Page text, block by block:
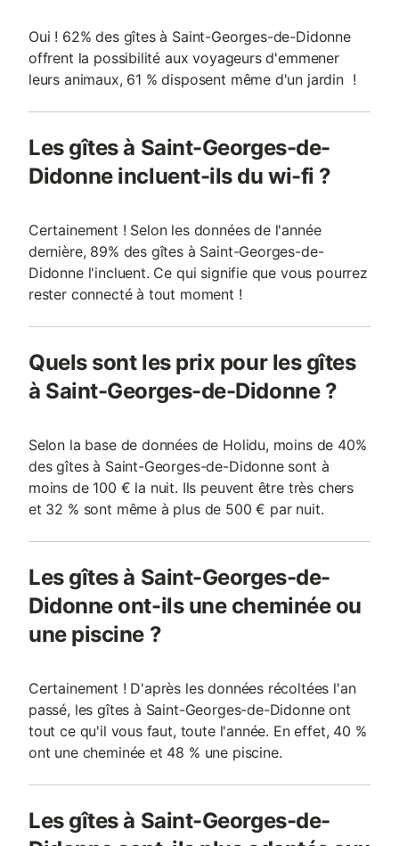
Oui ! 62% des gîtes à Saint-Georges-de-Didonne
offrent la possibilité aux voyageurs d'emmener
leurs animaux, 61 % disposent même d'un jardin !
Les gîtes à Saint-Georges-de-
Didonne incluent-ils du wi-fi ?
Certainement ! Selon les données de l'année
dernière, 89% des gîtes à Saint-Georges-de-
Didonne l'incluent. Ce qui signifie que vous pourrez
rester connecté à tout moment !
Quels sont les prix pour les gîtes
à Saint-Georges-de-Didonne ?
Selon la base de données de Holidu, moins de 40%
des gîtes à Saint-Georges-de-Didonne sont à
moins de 100 € la nuit. Ils peuvent être très chers
et 32 % sont même à plus de 500 € par nuit.
Les gîtes à Saint-Georges-de-
Didonne ont-ils une cheminée ou
une piscine ?
Certainement ! D'après les données récoltées l'an
passé, les gîtes à Saint-Georges-de-Didonne ont
tout ce qu'il vous faut, toute l'année. En effet, 40 %
ont une cheminée et 48 % une piscine.
Les gîtes à Saint-Georges-de-